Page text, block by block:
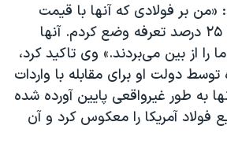
«من بر فولادی که آنها با قیمت
پایین صادر می‌کردند ۲۵ درصد تعرفه وضع کردم. آنها
را از بین می‌بردند.» وی تاکید کرد،
دولت او برای مقابله با واردات
به طور غیرواقعی پایین آورده شده
فولاد آمریکا را معکوس کرد و آن